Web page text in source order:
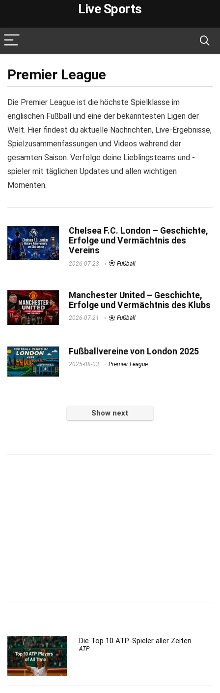
Live Sports
Premier League
Die Premier League ist die höchste Spielklasse im
englischen Fußball und eine der bekanntesten Ligen der
Welt. Hier findest du aktuelle Nachrichten, Live-Ergebnisse,
Spielzusammenfassungen und Videos während der
gesamten Saison. Verfolge deine Lieblingsteams und -
spieler mit täglichen Updates und allen wichtigen
Momenten.
Chelsea F.C. London – Geschichte,
Erfolge und Vermächtnis des
Vereins
2026-07-23 Fußball
Manchester United – Geschichte,
Erfolge und Vermächtnis des Klubs
2026-07-21 Fußball
Fußballvereine von London 2025
2025-08-03 Premier League
Show next
Die Top 10 ATP-Spieler aller Zeiten
ATP